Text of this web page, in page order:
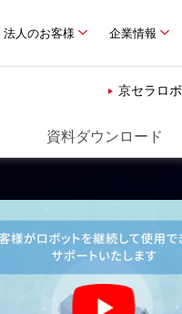
法人のお客様 企業情報
京セラロ
運用支
協働ロ
資料ダウンロード